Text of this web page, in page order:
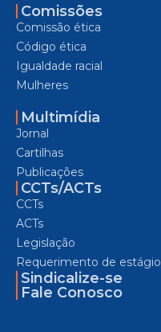
Comissões
Comissão ética
Código ética
Igualdade racial
Mulheres
Multimídia
Jornal
Cartilhas
Publicações
CCTs/ACTs
CCTs
ACTs
Legislação
Requerimento de estágio
Sindicalize-se
Fale Conosco